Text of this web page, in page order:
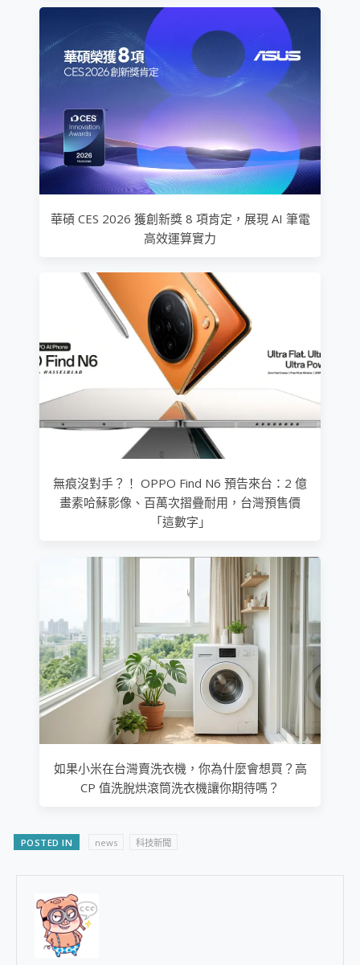
華碩 CES 2026 獲創新獎 8 項肯定，展現 AI 筆電
高效運算實力
無痕沒對手？！ OPPO Find N6 預告來台：2 億
畫素哈蘇影像、百萬次摺疊耐用，台灣預售價
「這數字」
如果小米在台灣賣洗衣機，你為什麼會想買？高
CP 值洗脫烘滾筒洗衣機讓你期待嗎？
POSTED IN news 科技新聞